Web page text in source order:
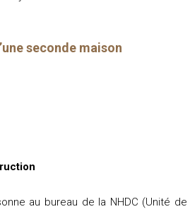
seconde maison
au bureau de la NHDC (Unité